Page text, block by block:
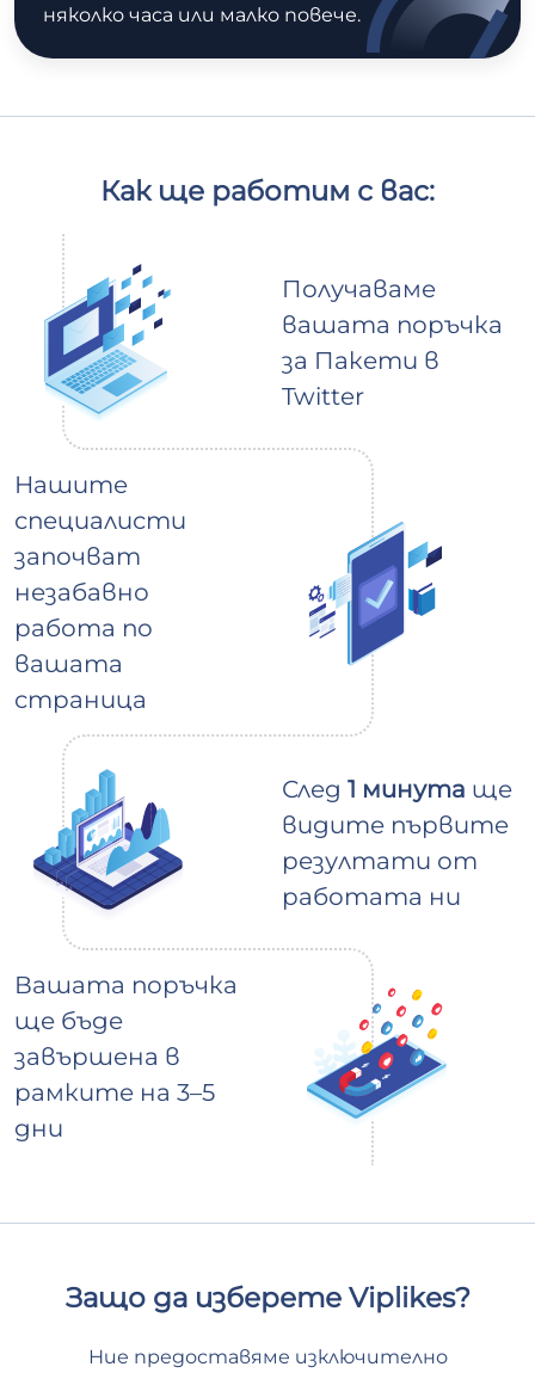
няколко часа или малко повече.
Как ще работим с вас:
Получаваме
вашата поръчка
за Пакети в
Twitter
Нашите
специалисти
започват
незабавно
работа по
вашата
страница
След 1 минута ще
видите първите
резултати от
работата ни
Вашата поръчка
ще бъде
завършена в
рамките на 3–5
дни
Защо да изберете Viplikes?
Ние предоставяме изключително